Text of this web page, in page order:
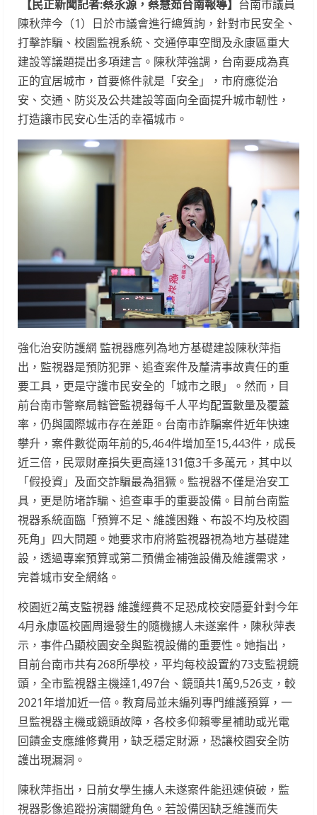
【民正新聞記者:蔡永源，蔡慧茹台南報導】 台南市議員
陳秋萍今（1）日於市議會進行總質詢，針對市民安全、
打擊詐騙、校園監視系統、交通停車空間及永康區重大
建設等議題提出多項建言。陳秋萍強調，台南要成為真
正的宜居城市，首要條件就是「安全」，市府應從治
安、交通、防災及公共建設等面向全面提升城市韌性，
打造讓市民安心生活的幸福城市。
強化治安防護網 監視器應列為地方基礎建設陳秋萍指
出，監視器是預防犯罪、追查案件及釐清事故責任的重
要工具，更是守護市民安全的「城市之眼」。然而，目
前台南市警察局轄管監視器每千人平均配置數量及覆蓋
率，仍與國際城市存在差距。台南市詐騙案件近年快速
攀升，案件數從兩年前的5,464件增加至15,443件，成長
近三倍，民眾財產損失更高達131億3千多萬元，其中以
「假投資」及面交詐騙最為猖獗。監視器不僅是治安工
具，更是防堵詐騙、追查車手的重要設備。目前台南監
視器系統面臨「預算不足、維護困難、布設不均及校園
死角」四大問題。她要求市府將監視器視為地方基礎建
設，透過專案預算或第二預備金補強設備及維護需求，
完善城市安全網絡。
校園近2萬支監視器 維護經費不足恐成校安隱憂針對今年
4月永康區校園周邊發生的隨機擄人未遂案件，陳秋萍表
示，事件凸顯校園安全與監視設備的重要性。她指出，
目前台南市共有268所學校，平均每校設置約73支監視鏡
頭，全市監視器主機達1,497台、鏡頭共1萬9,526支，較
2021年增加近一倍。教育局並未編列專門維護預算，一
旦監視器主機或鏡頭故障，各校多仰賴零星補助或光電
回饋金支應維修費用，缺乏穩定財源，恐讓校園安全防
護出現漏洞。
陳秋萍指出，日前女學生擄人未遂案件能迅速偵破，監
視器影像追蹤扮演關鍵角色。若設備因缺乏維護而失